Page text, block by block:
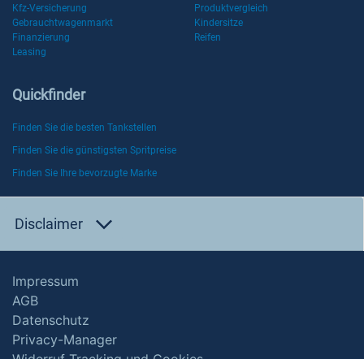
Kfz-Versicherung
Produktvergleich
Gebrauchtwagenmarkt
Kindersitze
Finanzierung
Reifen
Leasing
Quickfinder
Finden Sie die besten Tankstellen
Finden Sie die günstigsten Spritpreise
Finden Sie Ihre bevorzugte Marke
Disclaimer
Impressum
AGB
Datenschutz
Privacy-Manager